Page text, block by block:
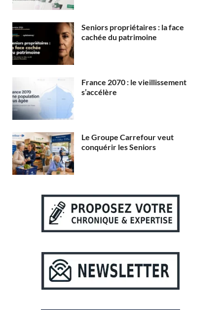
Seniors propriétaires : la face
cachée du patrimoine
France 2070 : le vieillissement
s’accélère
Le Groupe Carrefour veut
conquérir les Seniors